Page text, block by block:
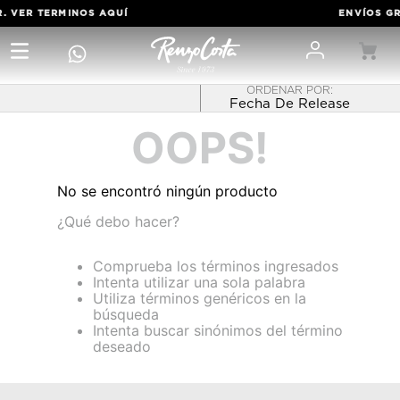
VER TERMINOSAQUÍ ENVÍOS
Fecha De Release
OOPS!
No se encontró ningún producto
¿Qué debo hacer?
Comprueba los términos ingresados
Intenta utilizar una sola palabra
Utiliza términos genéricos en la
búsqueda
Intenta buscar sinónimos del término
deseado